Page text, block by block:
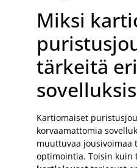
Miksi
tärkeitä
Kartiomaiset
korvaamattomia
muuttuvaa jousivoimaa
optimointia. Toisin kuin